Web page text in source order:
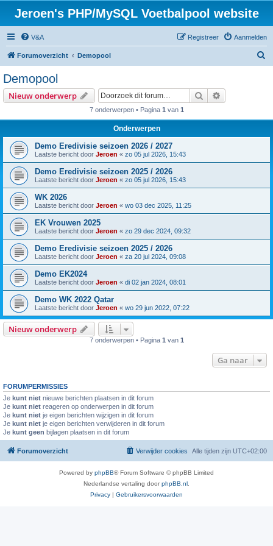
Jeroen's PHP/MySQL Voetbalpool website
V&A Aanmelden
Registreer
Forumoverzicht Demopool
Demopool
Nieuw onderwerp Zoek
7 onderwerpen • Pagina 1 van 1
Onderwerpen
Demo Eredivisie seizoen 2026 / 2027
Laatste bericht door Jeroen « zo 05 jul 2026, 15:43
Demo Eredivisie seizoen 2025 / 2026
Laatste bericht door Jeroen « zo 05 jul 2026, 15:43
WK 2026
Laatste bericht door Jeroen « wo 03 dec 2025, 11:25
EK Vrouwen 2025
Laatste bericht door Jeroen « zo 29 dec 2024, 09:32
Demo Eredivisie seizoen 2025 / 2026
Laatste bericht door Jeroen « za 20 jul 2024, 09:08
Demo EK2024
Laatste bericht door Jeroen « di 02 jan 2024, 08:01
Demo WK 2022 Qatar
Laatste bericht door Jeroen « wo 29 jun 2022, 07:22
Nieuw onderwerp
7 onderwerpen • Pagina 1 van 1
Ga naar
FORUMPERMISSIES
Je kunt niet nieuwe berichten plaatsen in dit forum
Je kunt niet reageren op onderwerpen in dit forum
Je kunt niet je eigen berichten wijzigen in dit forum
Je kunt niet je eigen berichten verwijderen in dit forum
Je kunt geen bijlagen plaatsen in dit forum
Forumoverzicht Alle tijden zijn UTC+02:00
Verwijder cookies
Powered by phpBB® Forum Software © phpBB Limited
Nederlandse vertaling doorphpBB.nl
Privacy | Gebruikersvoorwaarden